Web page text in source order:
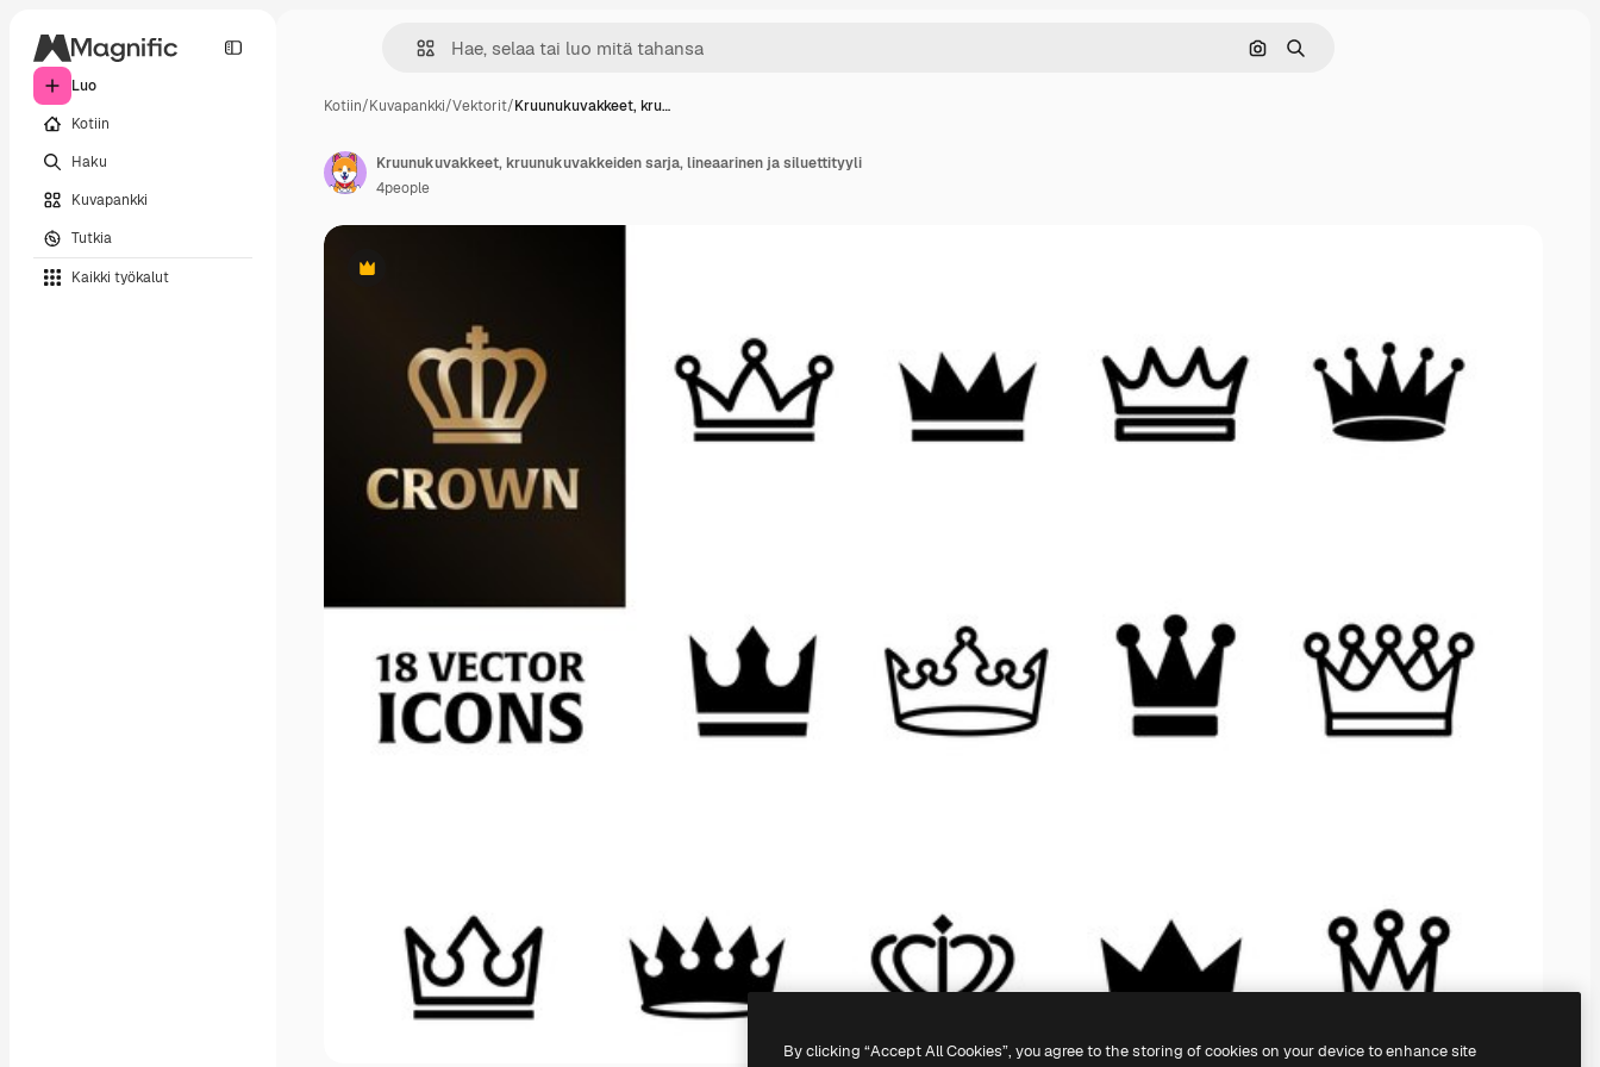
Luo
Kotiin
Haku
Kuvapankki
Tutkia
Kaikki työkalut
Hae kuvan perusteella
Haku
Kotiin/Kuvapankki/Vektorit/Kruunukuvakkeet, kru…
Premium
Kruunukuvakkeet, kruunukuvakkeiden sarja, lineaarinen ja siluettityyli
4people
By clicking “Accept All Cookies”, you agree to the storing of cookies on your device to enhance site